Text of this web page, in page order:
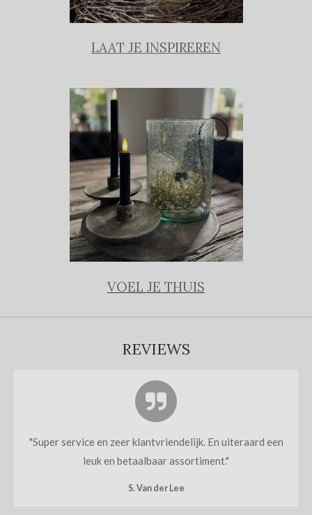
LAAT JE INSPIREREN
VOEL JE THUIS
REVIEWS
"Super service en zeer klantvriendelijk. En uiteraard een
leuk en betaalbaar assortiment."
S. Van der Lee